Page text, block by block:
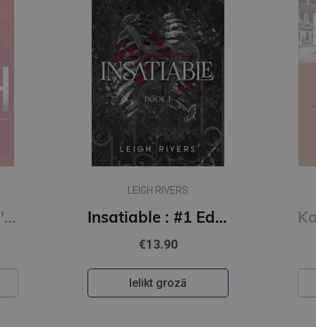
Kill Switch: Devil's Night #3
LEIGH RIVERS
Insatiable : #1 Edge of Darkness series : delux paperback featuring exclusive character artwork
€13.90
Ielikt grozā